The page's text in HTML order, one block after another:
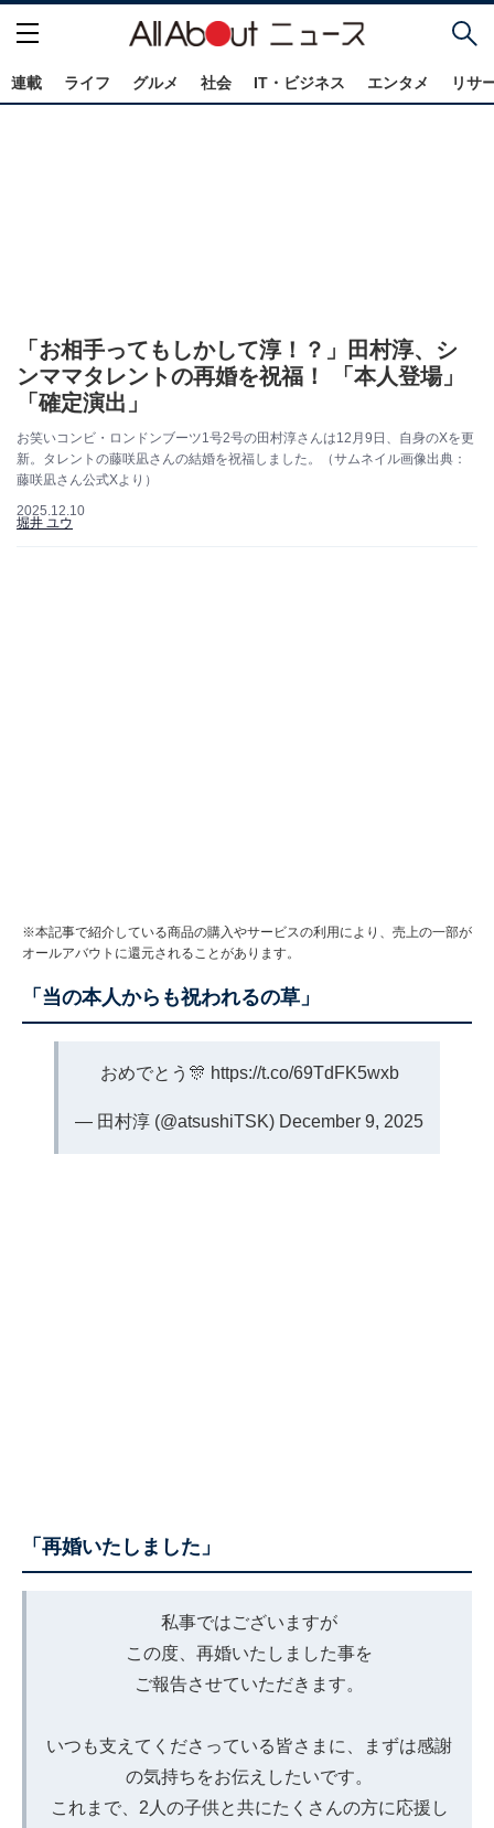
連載 ライフ グルメ 社会 IT・ビジネス エンタメ リサ
「お相手ってもしかして淳！？」田村淳、シ
ンママタレントの再婚を祝福！ 「本人登場」
「確定演出」
お笑いコンビ・ロンドンブーツ1号2号の田村淳さんは12月9日、自身のXを更
新。タレントの藤咲凪さんの結婚を祝福しました。（サムネイル画像出典：
藤咲凪さん公式Xより）
2025.12.10
堀井 ユウ
※本記事で紹介している商品の購入やサービスの利用により、売上の一部が
オールアバウトに還元されることがあります。
「当の本人からも祝われるの草」
おめでとう🎊 https://t.co/69TdFK5wxb
— 田村淳 (@atsushiTSK) December 9, 2025
「再婚いたしました」
私事ではございますが
この度、再婚いたしました事を
ご報告させていただきます。
いつも支えてくださっている皆さまに、まずは感謝
の気持ちをお伝えしたいです。
これまで、2人の子供と共にたくさんの方に応援し